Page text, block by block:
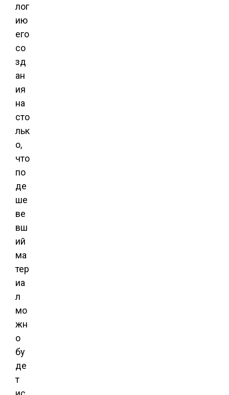
лог
ию
его
со
зд
ан
ия
на
сто
льк
о,
что
по
де
ше
ве
вш
ий
ма
тер
иа
л
мо
жн
о
бу
де
т